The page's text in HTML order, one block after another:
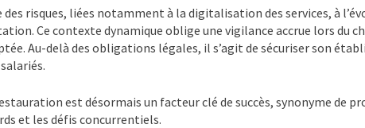
risques, liées notamment à la digitalisation des services, à
Ce contexte dynamique oblige une vigilance accrue lors du
Au-delà des obligations légales, il s’agit de sécuriser son
est désormais un facteur clé de succès, synonyme de
et les défis concurrentiels.